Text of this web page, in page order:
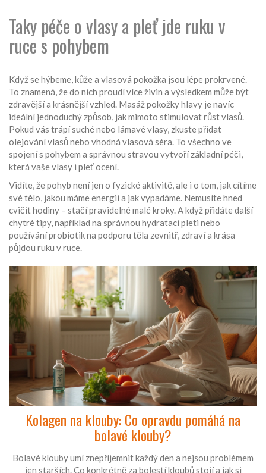
Taky péče o vlasy a pleť jde ruku v
ruce s pohybem
Když se hýbeme, kůže a vlasová pokožka jsou lépe prokrvené.
To znamená, že do nich proudí více živin a výsledkem může být
zdravější a krásnější vzhled. Masáž pokožky hlavy je navíc
ideální jednoduchý způsob, jak mimoto stimulovat růst vlasů.
Pokud vás trápí suché nebo lámavé vlasy, zkuste přidat
olejování vlasů nebo vhodná vlasová séra. To všechno ve
spojení s pohybem a správnou stravou vytvoří základní péči,
která vaše vlasy i pleť ocení.
Vidíte, že pohyb není jen o fyzické aktivitě, ale i o tom, jak cítíme
své tělo, jakou máme energii a jak vypadáme. Nemusíte hned
cvičit hodiny – stačí pravidelné malé kroky. A když přidáte další
chytré tipy, například na správnou hydrataci pleti nebo
používání probiotik na podporu těla zevnitř, zdraví a krása
půjdou ruku v ruce.
Kolagen na klouby: Co opravdu pomáhá na
bolavé klouby?
Bolavé klouby umí znepříjemnit každý den a nejsou problémem
jen starších. Co konkrétně za bolestí kloubů stojí a jak si